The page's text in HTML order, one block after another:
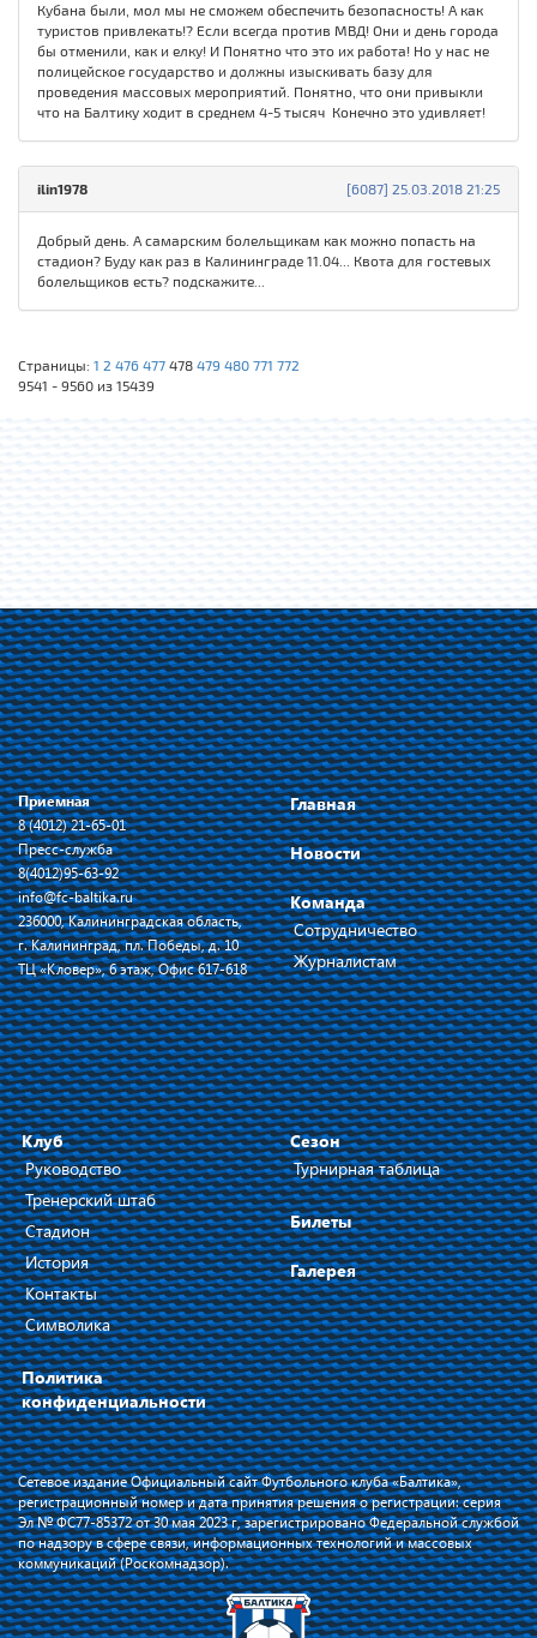
Кубана были, мол мы не сможем обеспечить безопасность! А как
туристов привлекать!? Если всегда против МВД! Они и день города
бы отменили, как и елку! И Понятно что это их работа! Но у нас не
полицейское государство и должны изыскивать базу для
проведения массовых мероприятий. Понятно, что они привыкли
что на Балтику ходит в среднем 4-5 тысяч Конечно это удивляет!
[6087] 25.03.2018 21:25
ilin1978
Добрый день. А самарским болельщикам как можно попасть на
стадион? Буду как раз в Калининграде 11.04... Квота для гостевых
болельщиков есть? подскажите...
Страницы: 1 2 476 477 478 479 480 771 772
9541 - 9560 из 15439
Приемная
8 (4012) 21-65-01
Пресс-служба
8(4012)95-63-92
info@fc-baltika.ru
236000, Калининградская область,
г. Калининград, пл. Победы, д. 10
ТЦ «Кловер», 6 этаж, Офис 617-618
Главная
Новости
Команда
Сотрудничество
Журналистам
Клуб
Руководство
Тренерский штаб
Стадион
История
Контакты
Символика
Политика
конфиденциальности
Сезон
Турнирная таблица
Билеты
Галерея
Сетевое издание Официальный сайт Футбольного клуба «Балтика»,
регистрационный номер и дата принятия решения о регистрации: серия
Эл № ФС77-85372 от 30 мая 2023 г, зарегистрировано Федеральной службой
по надзору в сфере связи, информационных технологий и массовых
коммуникаций (Роскомнадзор).